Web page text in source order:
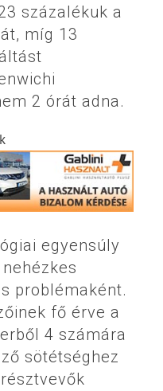
százalékuk a
míg 13
2 órát adna.
egyensúly
problémaként.
fő érve a
4 számára
sötétséghez